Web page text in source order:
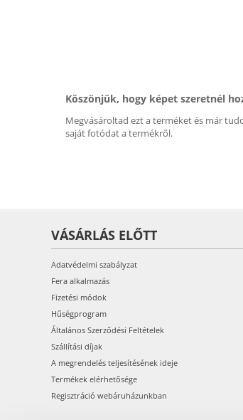
Köszönjük, hogy képet szeretnél
Megvásároltad ezt a terméket és már
saját fotódat a termékről.
VÁSÁRLÁS ELŐTT
Adatvédelmi szabályzat
Fera alkalmazás
Fizetési módok
Hűségprogram
Általános Szerződési Feltételek
Szállítási díjak
A megrendelés teljesítésének ideje
Termékek elérhetősége
Regisztráció webáruházunkban